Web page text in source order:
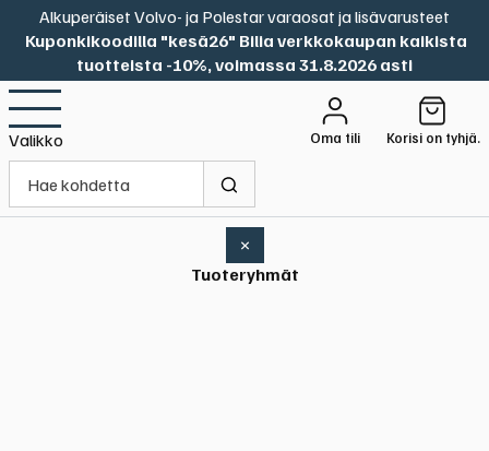
Alkuperäiset Volvo- ja Polestar varaosat ja lisävarusteet
Kuponkikoodilla "kesä26" Bilia verkkokaupan kaikista
tuotteista -10%, voimassa 31.8.2026 asti
Valikko Oma tili Korisi on tyhjä.
×
Tuoteryhmät